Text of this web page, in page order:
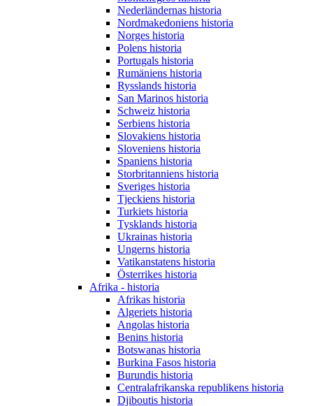
Nederländernas historia
Nordmakedoniens historia
Norges historia
Polens historia
Portugals historia
Rumäniens historia
Rysslands historia
San Marinos historia
Schweiz historia
Serbiens historia
Slovakiens historia
Sloveniens historia
Spaniens historia
Storbritanniens historia
Sveriges historia
Tjeckiens historia
Turkiets historia
Tysklands historia
Ukrainas historia
Ungerns historia
Vatikanstatens historia
Österrikes historia
Afrika - historia
Afrikas historia
Algeriets historia
Angolas historia
Benins historia
Botswanas historia
Burkina Fasos historia
Burundis historia
Centralafrikanska republikens historia
Djiboutis historia